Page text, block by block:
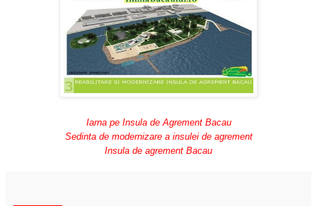
Iarna pe Insula de Agrement Bacau
Sedinta de modernizare a insulei de agrement
Insula de agrement Bacau